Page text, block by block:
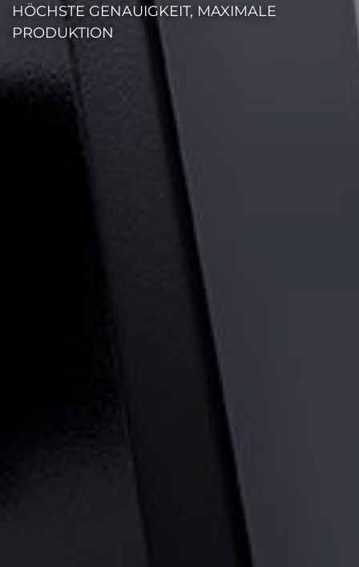
HÖCHSTE GENAUIGKEIT, MAXIMALE
PRODUKTION